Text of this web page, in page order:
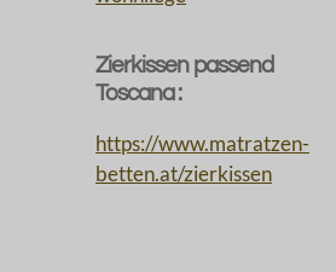
Zierkissen passend
Toscana :
https://www.matratzen-
betten.at/zierkissen